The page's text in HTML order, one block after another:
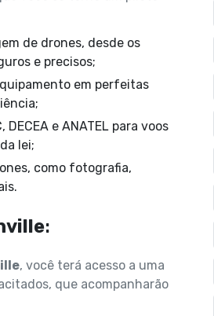
e precisos;
lei;
:
, você terá acesso a uma
que acompanharão